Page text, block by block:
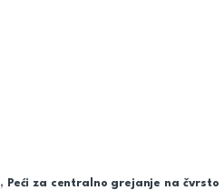
,
Peći za centralno grejanje na čvrsto